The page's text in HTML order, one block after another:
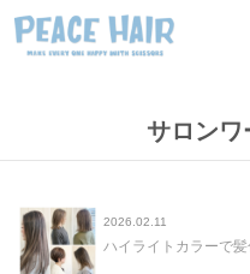
サロンワ
2026.02.11
ハイライトカラーで